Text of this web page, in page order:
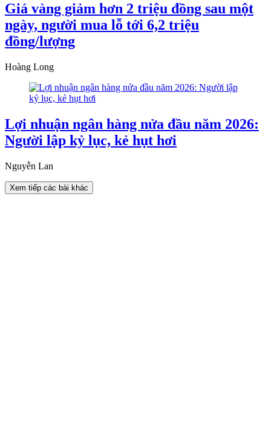
Giá vàng giảm hơn 2 triệu đồng sau một
ngày, người mua lỗ tới 6,2 triệu
đồng/lượng
Hoàng Long
Lợi nhuận ngân hàng nửa đầu năm 2026:
Người lập kỷ lục, kẻ hụt hơi
Nguyễn Lan
Xem tiếp các bài khác